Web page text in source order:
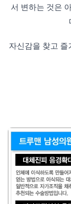
서 변하는 것은
자신감을 찾고 즐